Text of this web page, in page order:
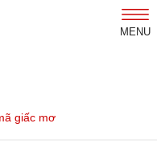
MENU
giấc mơ